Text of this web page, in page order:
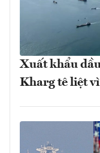
Xuất khẩu
Kharg tê liệt